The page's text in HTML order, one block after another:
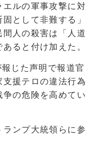
ルの軍事攻撃に対
として非難する」
人の殺害は「人道
ると付け加えた。
じた声明で報道官
援テロの違法行為
の危険を高めてい
ンプ大統領らに参